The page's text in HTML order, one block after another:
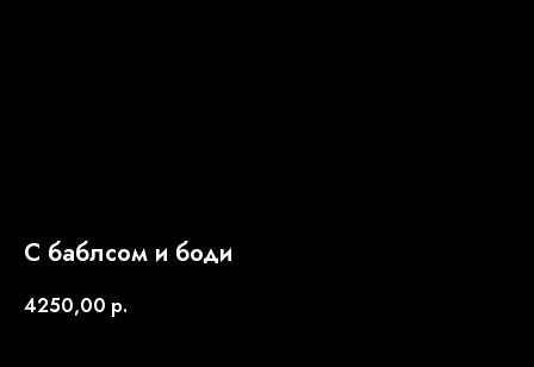
С баблсом и боди
4250,00 р.